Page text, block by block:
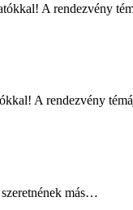
A rendezvény
A rendezvény
más…